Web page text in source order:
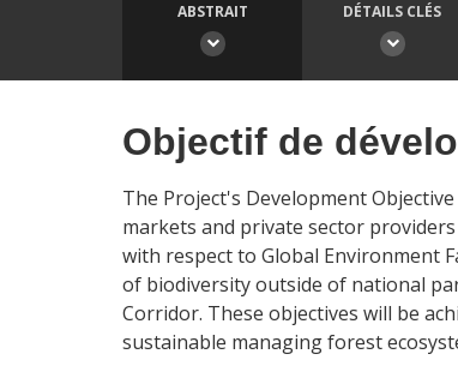
ABSTRAIT DÉTAILS CLÉS
Objectif de
The Project's Development
markets and private sector
with respect to Global Environment
of biodiversity outside of national
Corridor. These objectives will be
sustainable managing forest